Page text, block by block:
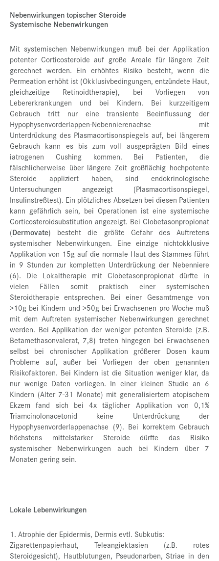
Nebenwirkungen topischer Steroide
Systemische Nebenwirkungen
Mit systemischen Nebenwirkungen muß bei der Applikation
potenter Corticosteroide auf große Areale für längere Zeit
gerechnet werden. Ein erhöhtes Risiko besteht, wenn die
Permeation erhöht ist (Okklusivbedingungen, entzündete Haut,
gleichzeitige Retinoidtherapie), bei Vorliegen von
Lebererkrankungen und bei Kindern. Bei kurzzeitigem
Gebrauch tritt nur eine transiente Beeinflussung der
Hypophysenvorderlappen-Nebennierenachse mit
Unterdrückung des Plasmacortisonspiegels auf, bei längerem
Gebrauch kann es bis zum voll ausgeprägten Bild eines
iatrogenen Cushing kommen. Bei Patienten, die
fälschlicherweise über längere Zeit großflächig hochpotente
Steroide appliziert haben, sind endokrinologische
Untersuchungen angezeigt (Plasmacortisonspiegel,
Insulinstreßtest). Ein plötzliches Absetzen bei diesen Patienten
kann gefährlich sein, bei Operationen ist eine systemische
Corticosteroidsubstitution angezeigt. Bei Clobetasonpropionat
(Dermovate) besteht die größte Gefahr des Auftretens
systemischer Nebenwirkungen. Eine einzige nichtokklusive
Applikation von 15g auf die normale Haut des Stammes führt
in 9 Stunden zur kompletten Unterdrückung der Nebenniere
(6). Die Lokaltherapie mit Clobetasonpropionat dürfte in
vielen Fällen somit praktisch einer systemischen
Steroidtherapie entsprechen. Bei einer Gesamtmenge von
>10g bei Kindern und >50g bei Erwachsenen pro Woche muß
mit dem Auftreten systemischer Nebenwirkungen gerechnet
werden. Bei Applikation der weniger potenten Steroide (z.B.
Betamethasonvalerat, 7,8) treten hingegen bei Erwachsenen
selbst bei chronischer Applikation größerer Dosen kaum
Probleme auf, außer bei Vorliegen der oben genannten
Risikofaktoren. Bei Kindern ist die Situation weniger klar, da
nur wenige Daten vorliegen. In einer kleinen Studie an 6
Kindern (Alter 7-31 Monate) mit generalisiertem atopischem
Ekzem fand sich bei 4x täglicher Applikation von 0,1%
Triamcinolonacetonid keine Unterdrückung der
Hypophysenvorderlappenachse (9). Bei korrektem Gebrauch
höchstens mittelstarker Steroide dürfte das Risiko
systemischer Nebenwirkungen auch bei Kindern über 7
Monaten gering sein.
Lokale Lebenwirkungen
1. Atrophie der Epidermis, Dermis evtl. Subkutis:
Zigarettenpapierhaut, Teleangiektasien (z.B. rotes
Steroidgesicht), Hautblutungen, Pseudonarben, Striae in den